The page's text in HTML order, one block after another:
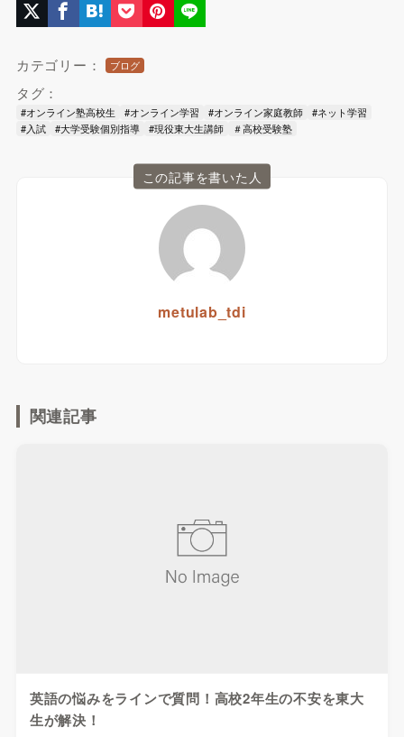
カテゴリー： ブログ
タグ：
#オンライン塾高校生 #オンライン学習 #オンライン家庭教師
#ネット学習
#入試
#大学受験個別指導 #現役東大生講師 ＃高校受験塾
この記事を書いた人
metulab_tdi
関連記事
英語の悩みをラインで質問！高校2年生の不安を東大
生が解決！